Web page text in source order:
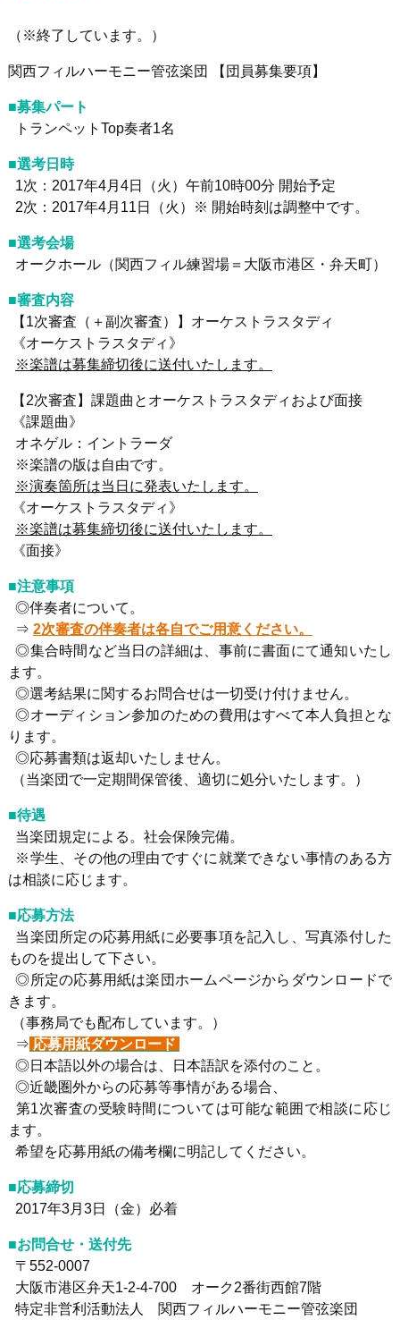
（※終了しています。）
関西フィルハーモニー管弦楽団 【団員募集要項】
■募集パート
トランペットTop奏者1名
■選考日時
1次：2017年4月4日（火）午前10時00分 開始予定
2次：2017年4月11日（火）※ 開始時刻は調整中です。
■選考会場
オークホール（関西フィル練習場＝大阪市港区・弁天町）
■審査内容
【1次審査（＋副次審査）】オーケストラスタディ
《オーケストラスタディ》
※楽譜は募集締切後に送付いたします。
【2次審査】課題曲とオーケストラスタディおよび面接
《課題曲》
オネゲル：イントラーダ
※楽譜の版は自由です。
※演奏箇所は当日に発表いたします。
《オーケストラスタディ》
※楽譜は募集締切後に送付いたします。
《面接》
■注意事項
◎伴奏者について。
⇒ 2次審査の伴奏者は各自でご用意ください。
◎集合時間など当日の詳細は、事前に書面にて通知いたし
ます。
◎選考結果に関するお問合せは一切受け付けません。
◎オーディション参加のための費用はすべて本人負担とな
ります。
◎応募書類は返却いたしません。
（当楽団で一定期間保管後、適切に処分いたします。）
■待遇
当楽団規定による。社会保険完備。
※学生、その他の理由ですぐに就業できない事情のある方
は相談に応じます。
■応募方法
当楽団所定の応募用紙に必要事項を記入し、写真添付した
ものを提出して下さい。
◎所定の応募用紙は楽団ホームページからダウンロードで
きます。
（事務局でも配布しています。）
⇒ 応募用紙ダウンロード
◎日本語以外の場合は、日本語訳を添付のこと。
◎近畿圏外からの応募等事情がある場合、
第1次審査の受験時間については可能な範囲で相談に応じ
ます。
希望を応募用紙の備考欄に明記してください。
■応募締切
2017年3月3日（金）必着
■お問合せ・送付先
〒552-0007
大阪市港区弁天1-2-4-700 オーク2番街西館7階
特定非営利活動法人 関西フィルハーモニー管弦楽団